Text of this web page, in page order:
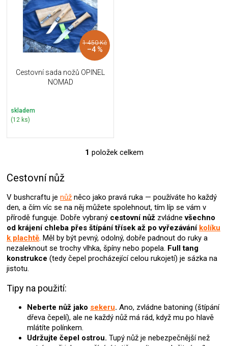
1 450 Kč
–4 %
Cestovní sada nožů OPINEL
NOMAD
skladem
(12 ks)
O
d
a
c
í
p
r
v
k
i
s
1 položek celkem
Cestovní nůž
V bushcraftu je nůž něco jako pravá ruka — používáte ho každý
den, a čím víc se na něj můžete spolehnout, tím líp se vám v
přírodě funguje. Dobře vybraný cestovní nůž zvládne všechno
od krájení chleba přes štípání třísek až po vyřezávání kolíku
k plachtě. Měl by být pevný, odolný, dobře padnout do ruky a
nezaleknout se trochy vlhka, špíny nebo popela. Full tang
konstrukce (tedy čepel procházející celou rukojetí) je sázka na
jistotu.
Tipy na použití:
Neberte nůž jako sekeru. Ano, zvládne batoning (štípání
dřeva čepelí), ale ne každý nůž má rád, když mu po hlavě
mlátíte polínkem.
Udržujte čepel ostrou. Tupý nůž je nebezpečnější než